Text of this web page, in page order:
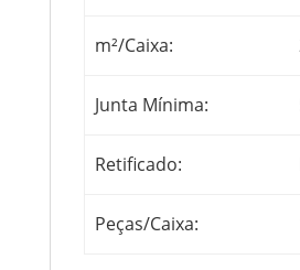
m²/Caixa:
Junta Mínima:
Retificado:
Peças/Caixa: